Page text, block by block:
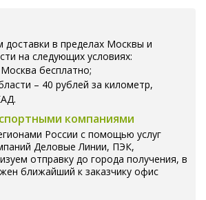
в пределах Москвы и
на следующих условиях:
бесплатно;
– 40 рублей за километр,
компаниями
России с помощью услуг
Деловые Линии, ПЭК,
отправку до города получения, в
ближайший к заказчику офис